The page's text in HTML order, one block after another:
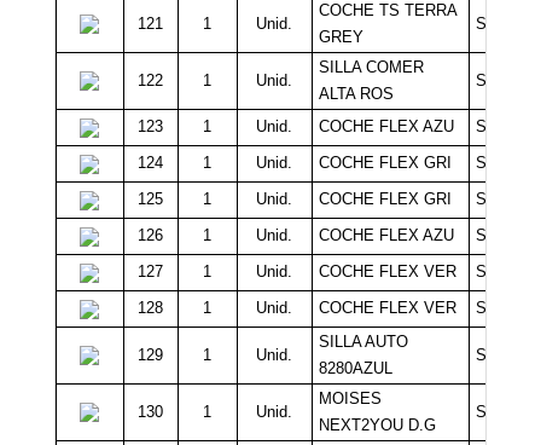
121 1 Unid.
COCHE TS TERRA
GREY
Sin
122 1 Unid.
SILLA COMER
ALTA ROS
Sin
123 1 Unid. COCHE FLEX AZU
Sin
124
1 Unid. COCHE FLEX GRI
Sin
125
1 Unid. COCHE FLEX GRI
Sin
126
1 Unid. COCHE FLEX AZU
Sin
127
1 Unid. COCHE FLEX VER
Sin
128
1 Unid. COCHE FLEX VER Sin
129 1 Unid.
SILLA AUTO
8280AZUL
Sin
130 1 Unid.
MOISES
NEXT2YOU D.G
Sin